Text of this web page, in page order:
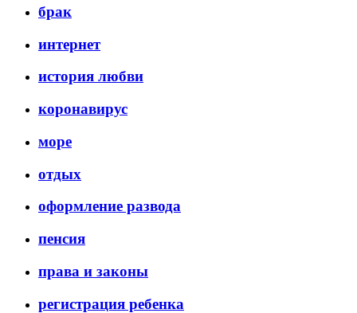
брак
интернет
история любви
коронавирус
море
отдых
оформление развода
пенсия
права и законы
регистрация ребенка